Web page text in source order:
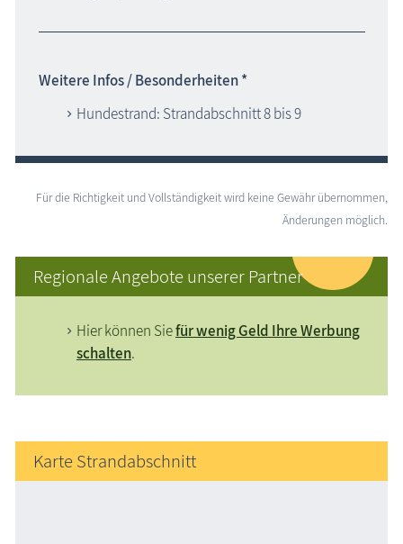
Weitere Infos / Besonderheiten *
Hundestrand: Strandabschnitt 8 bis 9
Für die Richtigkeit und Vollständigkeit wird keine Gewähr übernommen,
Änderungen möglich.
Regionale Angebote unserer Partner
Hier können Siefür wenig Geld Ihre Werbung
schalten.
Karte Strandabschnitt